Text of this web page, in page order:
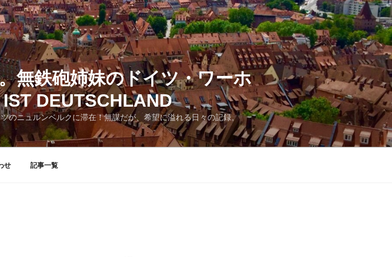
無鉄砲姉妹のドイツ・ワーホ
DEUTSCHLAND
のニュルンベルクに滞在！無謀だが、希望に溢れる日々の記録。
せ 記事一覧